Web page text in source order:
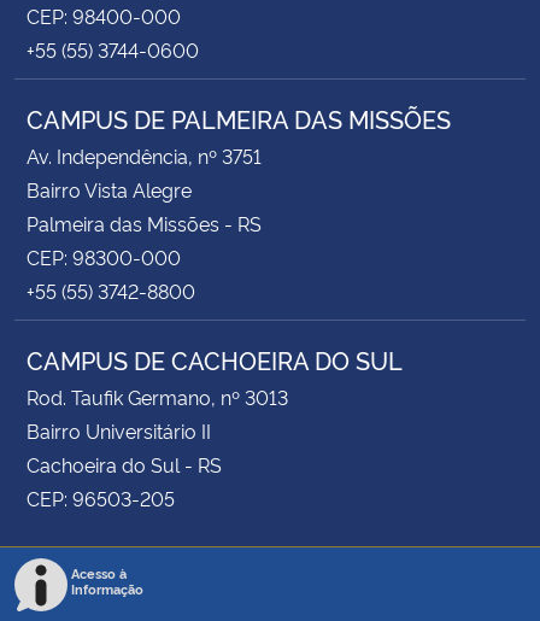
CEP: 98400-000
+55 (55) 3744-0600
CAMPUS DE PALMEIRA DAS MISSÕES
Av. Independência, nº 3751
Bairro Vista Alegre
Palmeira das Missões - RS
CEP: 98300-000
+55 (55) 3742-8800
CAMPUS DE CACHOEIRA DO SUL
Rod. Taufik Germano, nº 3013
Bairro Universitário II
Cachoeira do Sul - RS
CEP: 96503-205
Acesso à
Informação